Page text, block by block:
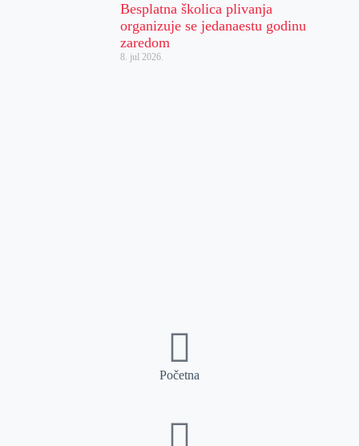
Besplatna školica plivanja
organizuje se jedanaestu godinu
zaredom
8. jul 2026.
Početna